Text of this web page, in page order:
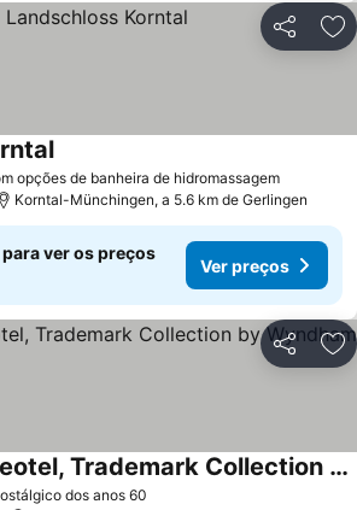
Partilhar
opções de banheira de hidromassagem
Korntal-Münchingen, a 5.6 km de Gerlingen
ver os preços
Ver preços
Partilhar
dos anos 60
Arthotel ANA Neotel, Trademark Collection by Wyndham